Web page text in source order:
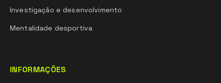
Investigação e desenvolvimento
Mentalidade desportiva
INFORMAÇÕES